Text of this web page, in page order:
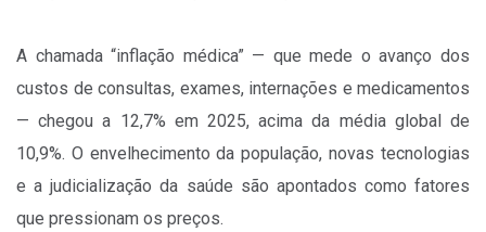
A chamada “inflação médica” — que mede o avanço dos
custos de consultas, exames, internações e medicamentos
— chegou a 12,7% em 2025, acima da média global de
10,9%. O envelhecimento da população, novas tecnologias
e a judicialização da saúde são apontados como fatores
que pressionam os preços.